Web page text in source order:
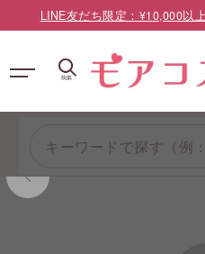
LINE友だち限定：¥10,000以